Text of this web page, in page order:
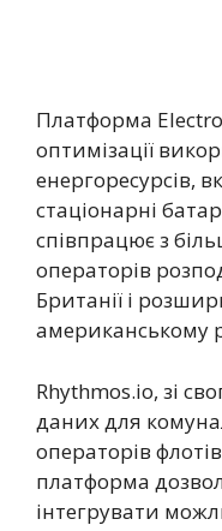
Платформа
оптимізації
енергоресурсів,
стаціонарні
співпрацює з
операторів
Британії і
американському
Rhythmos.io, зі
даних для
операторів
платформа
інтегрувати